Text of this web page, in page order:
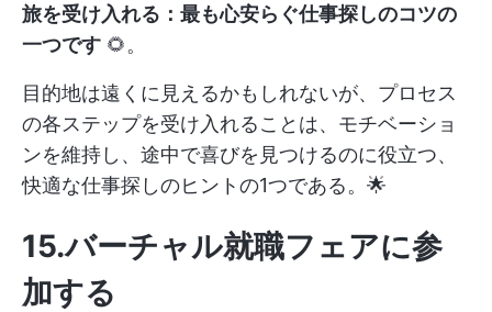
旅を受け入れる：最も心安らぐ仕事探しのコツの
一つです 🌻。
目的地は遠くに見えるかもしれないが、プロセス
の各ステップを受け入れることは、モチベーショ
ンを維持し、途中で喜びを見つけるのに役立つ、
快適な仕事探しのヒントの1つである。🌟
15.バーチャル就職フェアに参
加する